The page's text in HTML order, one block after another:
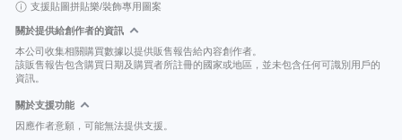
支援貼圖拼貼樂/裝飾專用圖案
關於提供給創作者的資訊
本公司收集相關購買數據以提供販售報告給內容創作者。
該販售報告包含購買日期及購買者所註冊的國家或地區，並未包含任何可識別用戶的
資訊。
關於支援功能
因應作者意願，可能無法提供支援。